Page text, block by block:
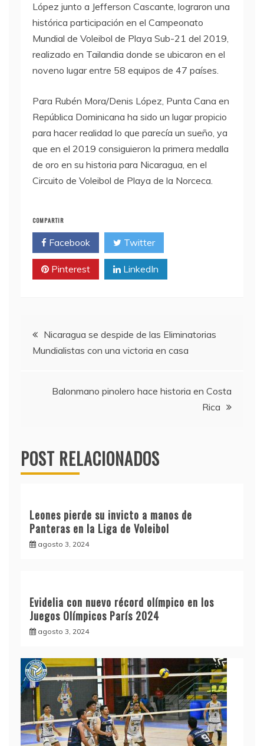
López junto a Jefferson Cascante, lograron una
histórica participación en el Campeonato
Mundial de Voleibol de Playa Sub-21 del 2019,
realizado en Tailandia donde se ubicaron en el
noveno lugar entre 58 equipos de 47 países.
Para Rubén Mora/Denis López, Punta Cana en
República Dominicana ha sido un lugar propicio
para hacer realidad lo que parecía un sueño, ya
que en el 2019 consiguieron la primera medalla
de oro en su historia para Nicaragua, en el
Circuito de Voleibol de Playa de la Norceca.
COMPARTIR
Facebook Twitter
Pinterest LinkedIn
Navegación
de
entradas
Nicaragua se despide de las Eliminatorias
Mundialistas con una victoria en casa
Balonmano pinolero hace historia en Costa
Rica
POST RELACIONADOS
Leones pierde su invicto a manos de
Panteras en la Liga de Voleibol
agosto 3, 2024
Evidelia con nuevo récord olímpico en los
Juegos Olímpicos París 2024
agosto 3, 2024